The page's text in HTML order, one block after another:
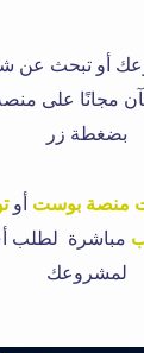
أو تبحث عن
مجانًا على
بضغطة زر
منصة بوست أو
مباشرة لطلب
لمشروعك